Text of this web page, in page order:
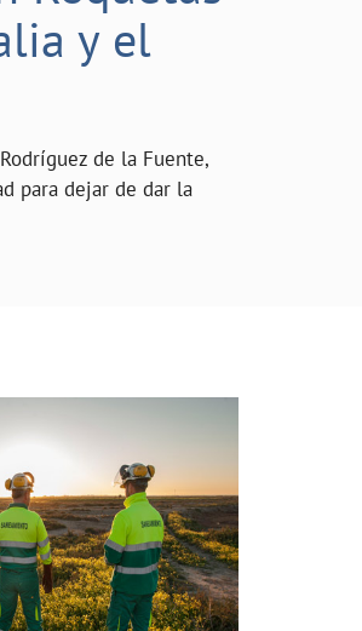
y el
de la Fuente,
para dejar de dar la